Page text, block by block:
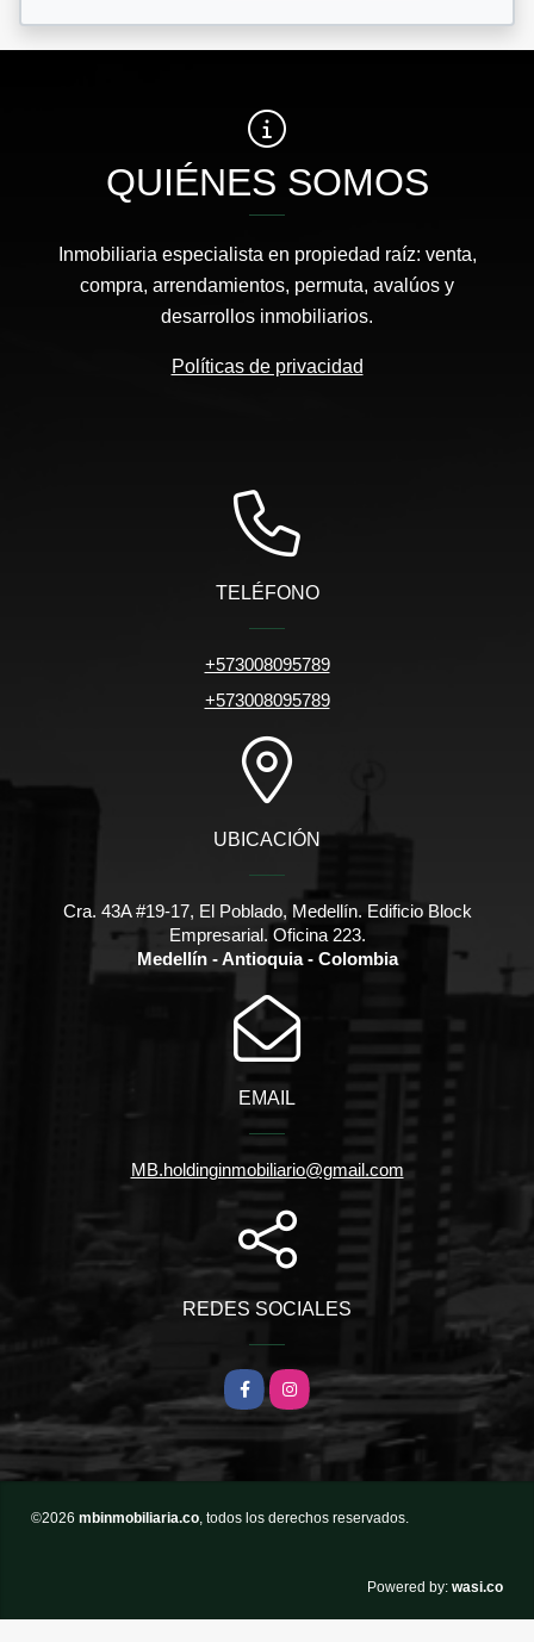
QUIÉNES SOMOS
Inmobiliaria especialista en propiedad raíz: venta,
compra, arrendamientos, permuta, avalúos y
desarrollos inmobiliarios.
Políticas de privacidad
TELÉFONO
+573008095789
+573008095789
UBICACIÓN
Cra. 43A #19-17, El Poblado, Medellín. Edificio Block
Empresarial. Oficina 223.
Medellín - Antioquia - Colombia
EMAIL
MB.holdinginmobiliario@gmail.com
REDES SOCIALES
FacebookInstagram
©2026 mbinmobiliaria.co , todos los derechos reservados.
Powered by: wasi.co